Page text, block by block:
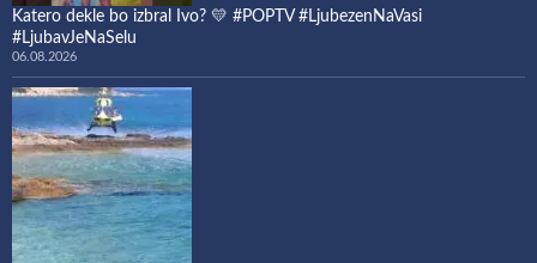
Katero dekle bo izbral Ivo? 💛 #POPTV #LjubezenNaVasi
#LjubavJeNaSelu
06.08.2026